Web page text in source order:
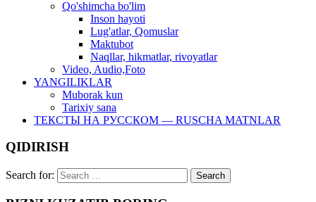
Qo'shimcha bo'lim
Inson hayoti
Lug'atlar, Qomuslar
Maktubot
Naqllar, hikmatlar, rivoyatlar
Video, Audio,Foto
YANGILIKLAR
Muborak kun
Tarixiy sana
ТЕКСТЫ НА РУССКОМ — RUSCHA MATNLAR
QIDIRISH
Search for: